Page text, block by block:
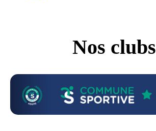
Nos clubs